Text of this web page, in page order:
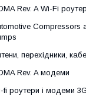
Rev. A Wi-Fi
Compressors
перехідники,
Rev. A модеми
fi роутери і модеми